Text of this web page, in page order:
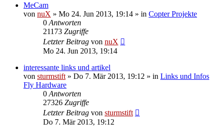
MeCam
von nuX » Mo 24. Jun 2013, 19:14 » in Copter Projekte
0 Antworten
21173 Zugriffe
Letzter Beitrag von nuX
Mo 24. Jun 2013, 19:14
interessante links und artikel
von sturmstift » Do 7. Mär 2013, 19:12 » in Links und Infos
Fly Hardware
0 Antworten
27326 Zugriffe
Letzter Beitrag von sturmstift
Do 7. Mär 2013, 19:12